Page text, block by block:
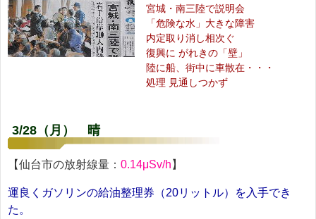
宮城・南三陸で説明会
「危険な水」大きな障害
内定取り消し相次ぐ
復興に がれきの「壁」
陸に船、街中に車散在・・・
処理 見通しつかず
3/28（月） 晴
【仙台市の放射線量： 0.14μSv/h 】
運良くガソリンの給油整理券（20リットル）を入手でき
た。